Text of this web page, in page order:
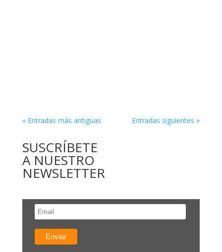
« Entradas más antiguas Entradas siguientes »
SUSCRÍBETE
A NUESTRO
NEWSLETTER